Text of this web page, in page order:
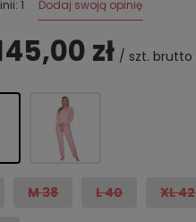
1 Dodaj swoją opinię
zł / szt. brutto
M 38 L 40 XL 42